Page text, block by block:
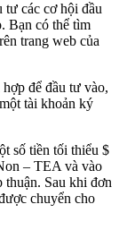
tư các cơ hội đầu
Bạn có thể tìm
trang web của
để đầu tư vào,
tài khoản ký
số tiền tối thiểu $
– TEA và vào
Sau khi đơn
chuyển cho